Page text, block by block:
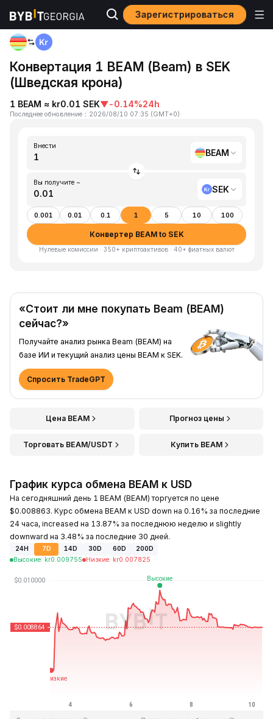
Зарегистрироваться
Home BEAM to SEK
Конвертация 1 BEAM (Beam) в SEK
(Шведская крона)
1 BEAM ≈ kr0.01 SEK▼-0.14%24h
Последнее обновление ： 2026/08/10 07:35 (GMT+0)
Внести
BEAM
Вы получите ~
SEK
0.001 0.01 0.1 1 5 10 100
Конвертер BEAM to SEK
Нулевые комиссии · 350+ криптоактивов · 40+ фиатных валют
«Стоит ли мне покупать Beam (BEAM)
сейчас?»
Получайте анализ рынка Beam (BEAM) на
базе ИИ и текущий анализ цены BEAM к SEK.
Спросить TradeGPT
Цена BEAM Прогноз цены
Торговать BEAM/USDT Купить BEAM
График курса обмена BEAM к USD
На сегодняшний день 1 BEAM (BEAM) торгуется по цене
$0.008863. Курс обмена BEAM к USD down на 0.16% за последние
24 часа, increased на 13.87% за последнюю неделю и slightly
downward на 3.48% за последние 30 дней.
24H 7D 14D 30D 60D
200D
Высокие: kr0.009755 Низкие: kr0.007825
Последнее обновление: 07:35 GMT+0 2026-08-10